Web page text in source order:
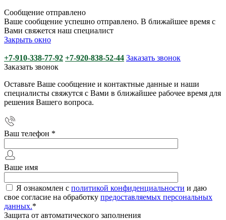
Сообщение отправлено
Ваше сообщение успешно отправлено. В ближайшее время с
Вами свяжется наш специалист
Закрыть окно
+7-910-338-77-92 +7-920-838-52-44 Заказать звонок
Заказать звонок
Оставьте Ваше сообщение и контактные данные и наши
специалисты свяжутся с Вами в ближайшее рабочее время для
решения Вашего вопроса.
Ваш телефон *
Ваше имя
Я ознакомлен с политикой конфиденциальности и даю
свое согласие на обработку предоставляемых персональных
данных.*
Защита от автоматического заполнения